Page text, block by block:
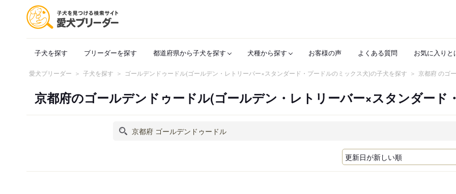
子犬を探す ブリーダーを探す 都道府県から子犬を探す 犬種から探す お客様の声 よくある質問 お気に入りと
愛犬ブリーダー 子犬を探す ゴールデンドゥードル(ゴールデン・レトリーバー×スタンダード・プードルのミックス犬)の子犬を探す 京都府 のゴ
京都府のゴールデンドゥードル(ゴールデン・レトリーバー×スタンダー